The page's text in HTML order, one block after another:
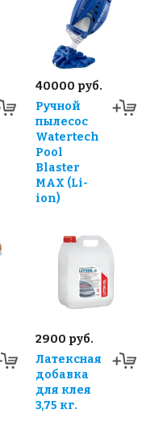
40000 руб.
Ручной
пылесос
Watertech
Pool
Blaster
MAX (Li-
ion)
2900 руб.
Латексная
добавка
для клея
3,75 кг.